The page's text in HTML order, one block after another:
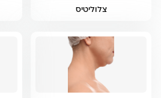
צלוליטיס